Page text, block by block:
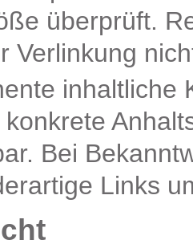
überprüft.
Verlinkung
inhaltliche
Bei
Links